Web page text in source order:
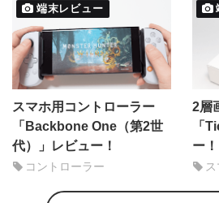
端末レビュー
スマホ用コントローラー
「Backbone One（第2世
代）」レビュー！
コントローラー
2層
「
ー！